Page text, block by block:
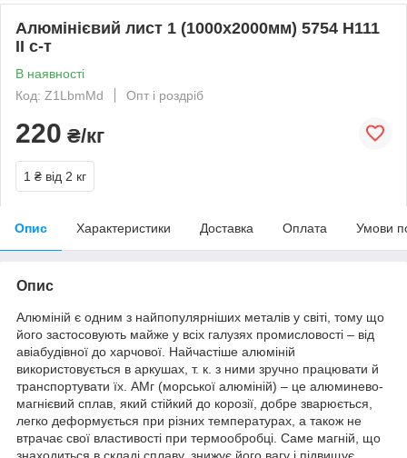
Алюмінієвий лист 1 (1000х2000мм) 5754 Н111
II с-т
В наявності
Код: Z1LbmMd
Опт і роздріб
220 ₴/кг
1 ₴ від 2 кг
Опис Характеристики Доставка Оплата Умови
Опис
Алюміній є одним з найпопулярніших металів у світі, тому що
його застосовують майже у всіх галузях промисловості – від
авіабудівної до харчової. Найчастіше алюміній
використовується в аркушах, т. к. з ними зручно працювати й
транспортувати їх. АМг (морської алюміній) – це алюминево-
магнієвий сплав, який стійкий до корозії, добре зварюється,
легко деформується при різних температурах, а також не
втрачає свої властивості при термообробці. Саме магній, що
знаходиться в складі сплаву, знижує його вагу і підвищує